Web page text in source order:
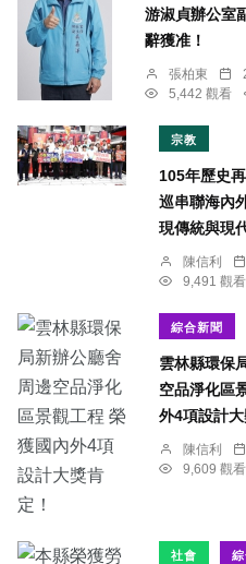
游淑貞辦公室
辭獲准！
張柏東
5,442 觀看
宗教
105年歷史
巡串聯海內
現傳統與現
陳信利
9,491 觀看
綜合新聞
雲林縣環保
空品淨化區
外4項設計大
陳信利
9,609 觀看
社會